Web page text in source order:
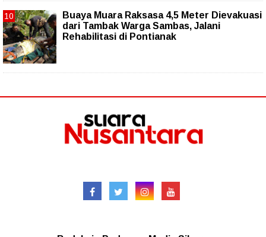
Buaya Muara Raksasa 4,5 Meter Dievakuasi
dari Tambak Warga Sambas, Jalani
Rehabilitasi di Pontianak